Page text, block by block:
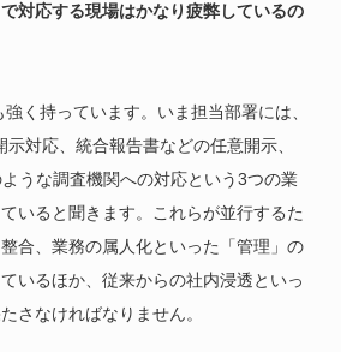
対応する現場はかなり疲弊しているの
く持っています。いま担当部署には、
対応、統合報告書などの任意開示、
うな調査機関への対応という3つの業
いると聞きます。これらが並行するた
合、業務の属人化といった「管理」の
いるほか、従来からの社内浸透といっ
さなければなりません。